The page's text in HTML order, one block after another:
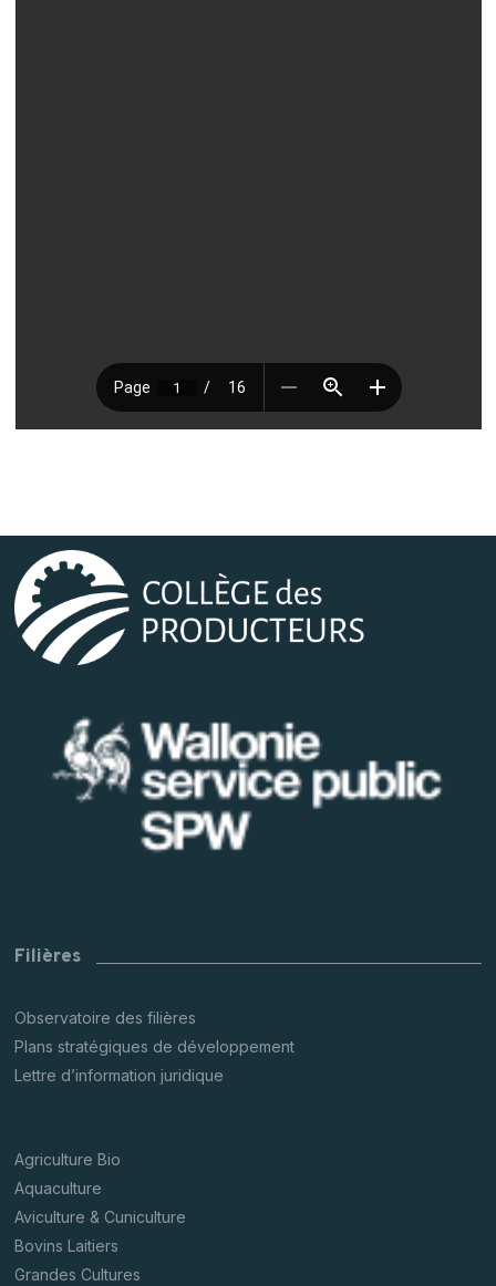
Filières
Observatoire des filières
Plans stratégiques de développement
Lettre d’information juridique
Agriculture Bio
Aquaculture
Aviculture & Cuniculture
Bovins Laitiers
Grandes Cultures